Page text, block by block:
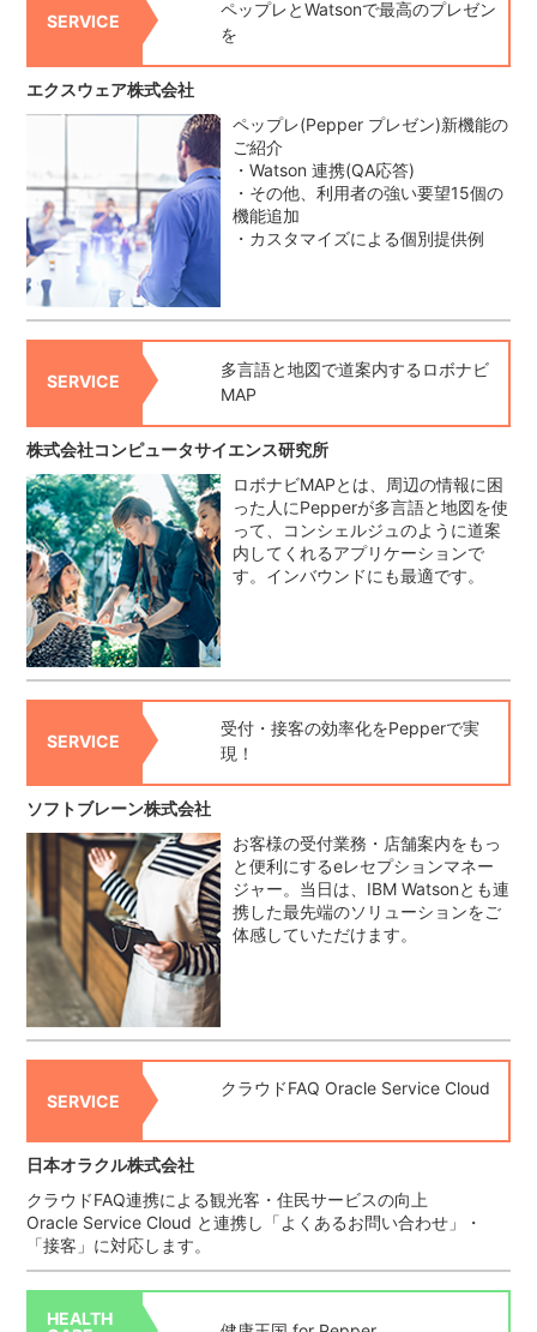
ペップレとWatsonで最高のプレゼン
を
SERVICE
エクスウェア株式会社
ペップレ(Pepper プレゼン)新機能の
ご紹介
・Watson 連携(QA応答)
・その他、利用者の強い要望15個の
機能追加
・カスタマイズによる個別提供例
多言語と地図で道案内するロボナビ
MAP
SERVICE
株式会社コンピュータサイエンス研究所
ロボナビMAPとは、周辺の情報に困
った人にPepperが多言語と地図を使
って、コンシェルジュのように道案
内してくれるアプリケーションで
す。インバウンドにも最適です。
受付・接客の効率化をPepperで実
現！
SERVICE
ソフトブレーン株式会社
お客様の受付業務・店舗案内をもっ
と便利にするeレセプションマネー
ジャー。当日は、IBM Watsonとも連
携した最先端のソリューションをご
体感していただけます。
クラウドFAQ Oracle Service Cloud
SERVICE
日本オラクル株式会社
クラウドFAQ連携による観光客・住民サービスの向上
Oracle Service Cloud と連携し「よくあるお問い合わせ」・
「接客」に対応します。
HEALTH